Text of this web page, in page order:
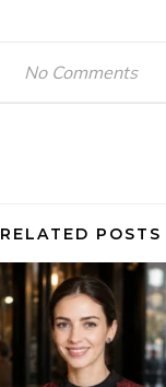
No Comments
RELATED POSTS